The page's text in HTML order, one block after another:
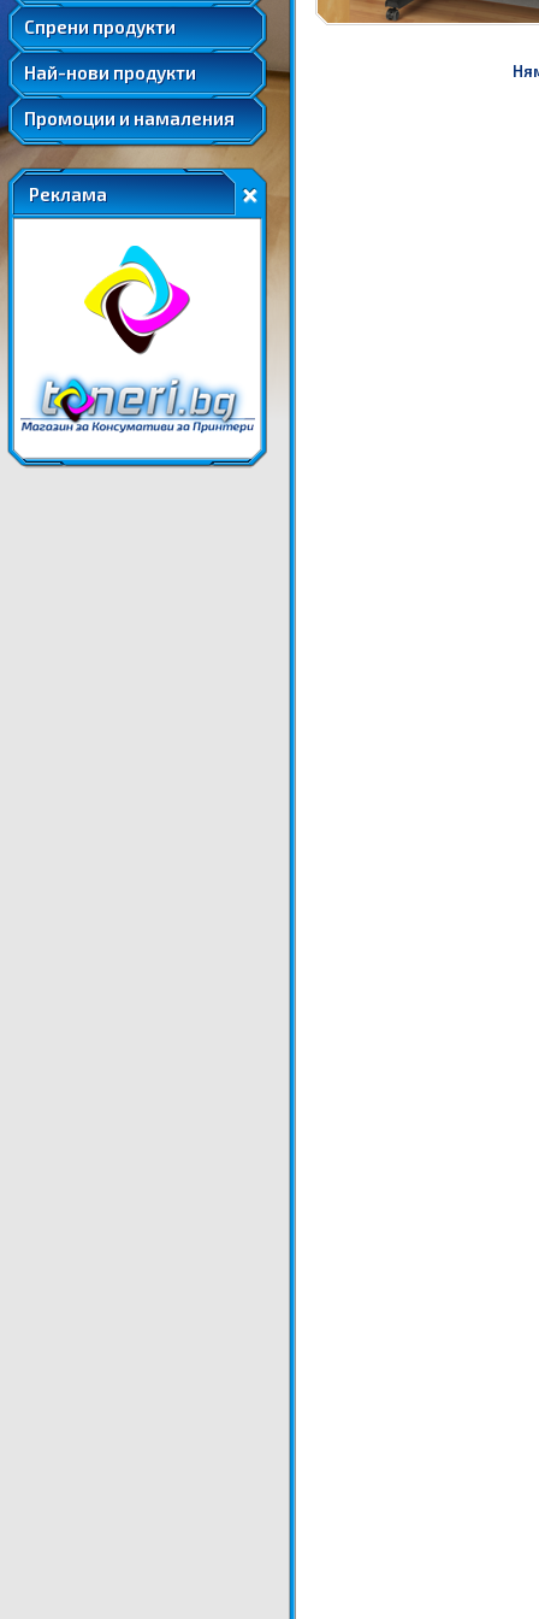
Спрени продукти
Удължени и допълнителни гаранции
Най-нови продукти
Промоции и намаления
Реклама